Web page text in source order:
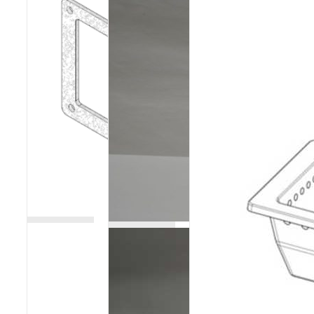
Poêles et chaudières
Conduit de fumées